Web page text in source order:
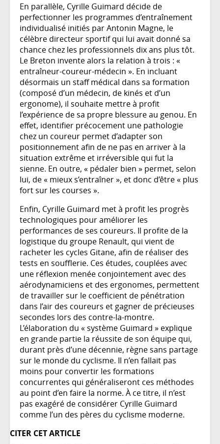
En parallèle, Cyrille Guimard décide de
perfectionner les programmes d’entraînement
individualisé initiés par Antonin Magne, le
célèbre directeur sportif qui lui avait donné sa
chance chez les professionnels dix ans plus tôt.
Le Breton invente alors la relation à trois : «
entraîneur-coureur-médecin ». En incluant
désormais un staff médical dans sa formation
(composé d’un médecin, de kinés et d’un
ergonome), il souhaite mettre à profit
l’expérience de sa propre blessure au genou. En
effet, identifier précocement une pathologie
chez un coureur permet d’adapter son
positionnement afin de ne pas en arriver à la
situation extrême et irréversible qui fut la
sienne. En outre, « pédaler bien » permet, selon
lui, de « mieux s’entraîner », et donc d’être « plus
fort sur les courses ».
Enfin, Cyrille Guimard met à profit les progrès
technologiques pour améliorer les
performances de ses coureurs. Il profite de la
logistique du groupe Renault, qui vient de
racheter les cycles Gitane, afin de réaliser des
tests en soufflerie. Ces études, couplées avec
une réflexion menée conjointement avec des
aérodynamiciens et des ergonomes, permettent
de travailler sur le coefficient de pénétration
dans l’air des coureurs et gagner de précieuses
secondes lors des contre-la-montre.
L’élaboration du « système Guimard » explique
en grande partie la réussite de son équipe qui,
durant près d’une décennie, règne sans partage
sur le monde du cyclisme. Il n’en fallait pas
moins pour convertir les formations
concurrentes qui généraliseront ces méthodes
au point d’en faire la norme. À ce titre, il n’est
pas exagéré de considérer Cyrille Guimard
comme l’un des pères du cyclisme moderne.
CITER CET ARTICLE